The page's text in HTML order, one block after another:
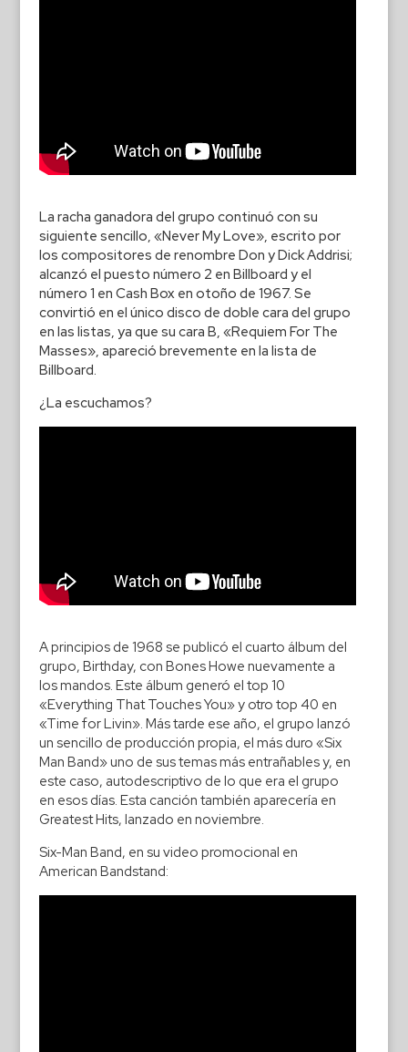
La racha ganadora del grupo continuó con su
siguiente sencillo, «Never My Love», escrito por
los compositores de renombre Don y Dick Addrisi;
alcanzó el puesto número 2 en Billboard y el
número 1 en Cash Box en otoño de 1967. Se
convirtió en el único disco de doble cara del grupo
en las listas, ya que su cara B, «Requiem For The
Masses», apareció brevemente en la lista de
Billboard.
¿La escuchamos?
A principios de 1968 se publicó el cuarto álbum del
grupo, Birthday, con Bones Howe nuevamente a
los mandos. Este álbum generó el top 10
«Everything That Touches You» y otro top 40 en
«Time for Livin». Más tarde ese año, el grupo lanzó
un sencillo de producción propia, el más duro «Six
Man Band» uno de sus temas más entrañables y, en
este caso, autodescriptivo de lo que era el grupo
en esos días. Esta canción también aparecería en
Greatest Hits, lanzado en noviembre.
Six-Man Band, en su video promocional en
American Bandstand: